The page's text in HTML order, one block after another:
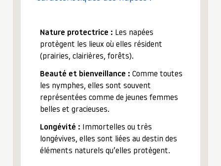
Nature protectrice : Les napées
protègent les lieux où elles résident
(prairies, clairières, forêts).
Beauté et bienveillance : Comme toutes
les nymphes, elles sont souvent
représentées comme de jeunes femmes
belles et gracieuses.
Longévité : Immortelles ou très
longévives, elles sont liées au destin des
éléments naturels qu’elles protègent.